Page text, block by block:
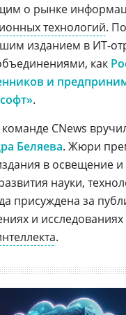
о рынке
технологий.
изданием в ИТ-
как
и
.
команде CNews
Беляева. Жюри
в освещение и
науки,
присуждена за
и исследованиях
.